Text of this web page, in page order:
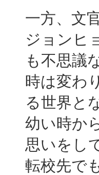
一方、文
ジョンヒ
も不思議
時は変わ
る世界と
幼い時か
思いをし
転校先で